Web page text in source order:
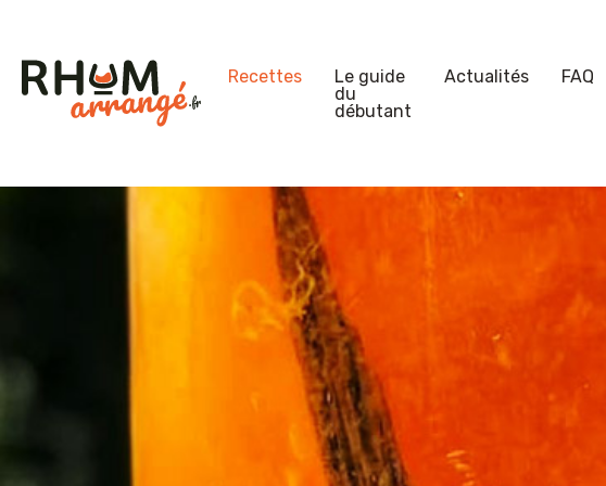
Recettes
Le guide
du
débutant
Actualités FAQ